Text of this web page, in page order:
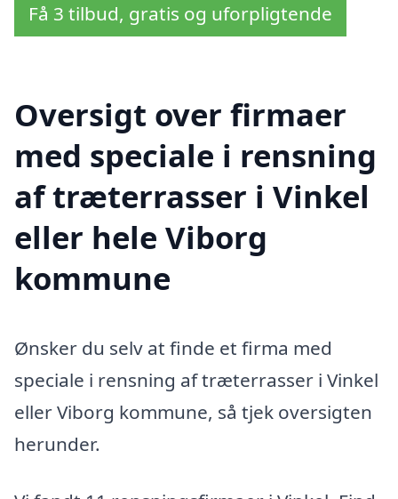
Få 3 tilbud, gratis og uforpligtende
Oversigt over firmaer
med speciale i rensning
af træterrasser i Vinkel
eller hele Viborg
kommune
Ønsker du selv at finde et firma med
speciale i rensning af træterrasser i Vinkel
eller Viborg kommune, så tjek oversigten
herunder.